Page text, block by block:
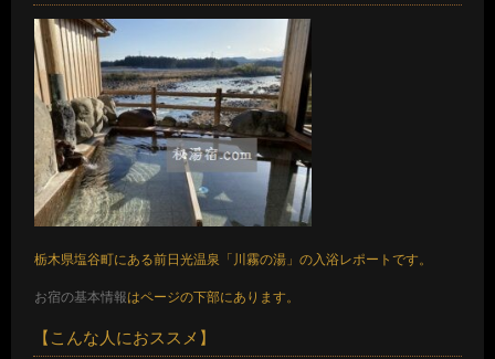
栃木県塩谷町にある前日光温泉「川霧の湯」の入浴レポートです。
お宿の基本情報はページの下部にあります。
【こんな人におススメ】